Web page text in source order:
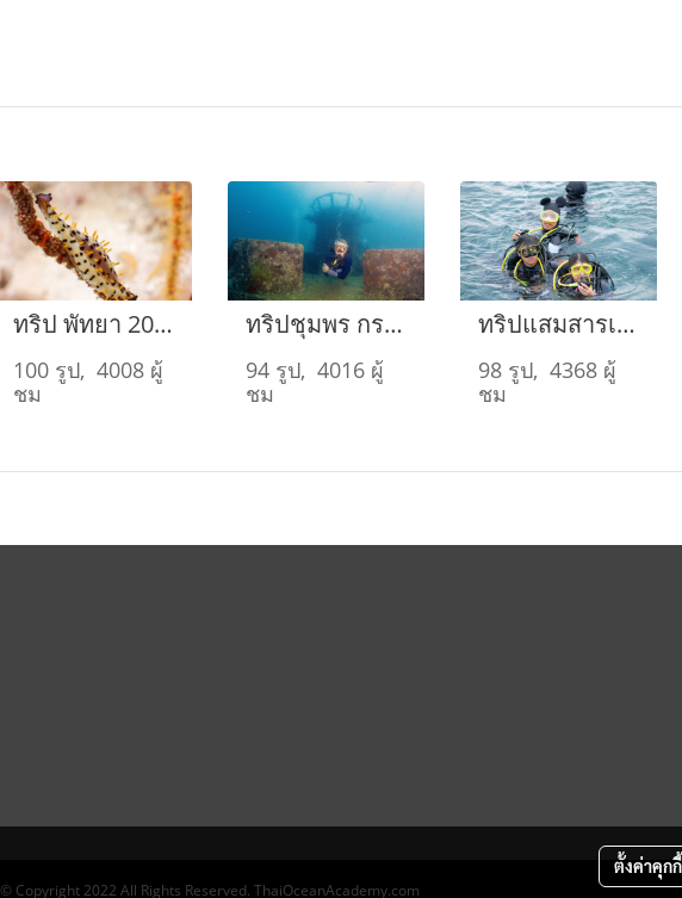
ทริป พัทยา 2022
100 รูป, 4008 ผู้
ชม
ทริปชุมพร กรกฎาคม 2022
94 รูป, 4016 ผู้
ชม
ทริปแสมสารเรือ Seattle Star 15-16 ตุลาคม 2022
98 รูป, 4368 ผู้
ชม
© Copyright 2022 All Rights Reserved. ThaiOceanAcademy.com
ตั้งค่าคุกกี้